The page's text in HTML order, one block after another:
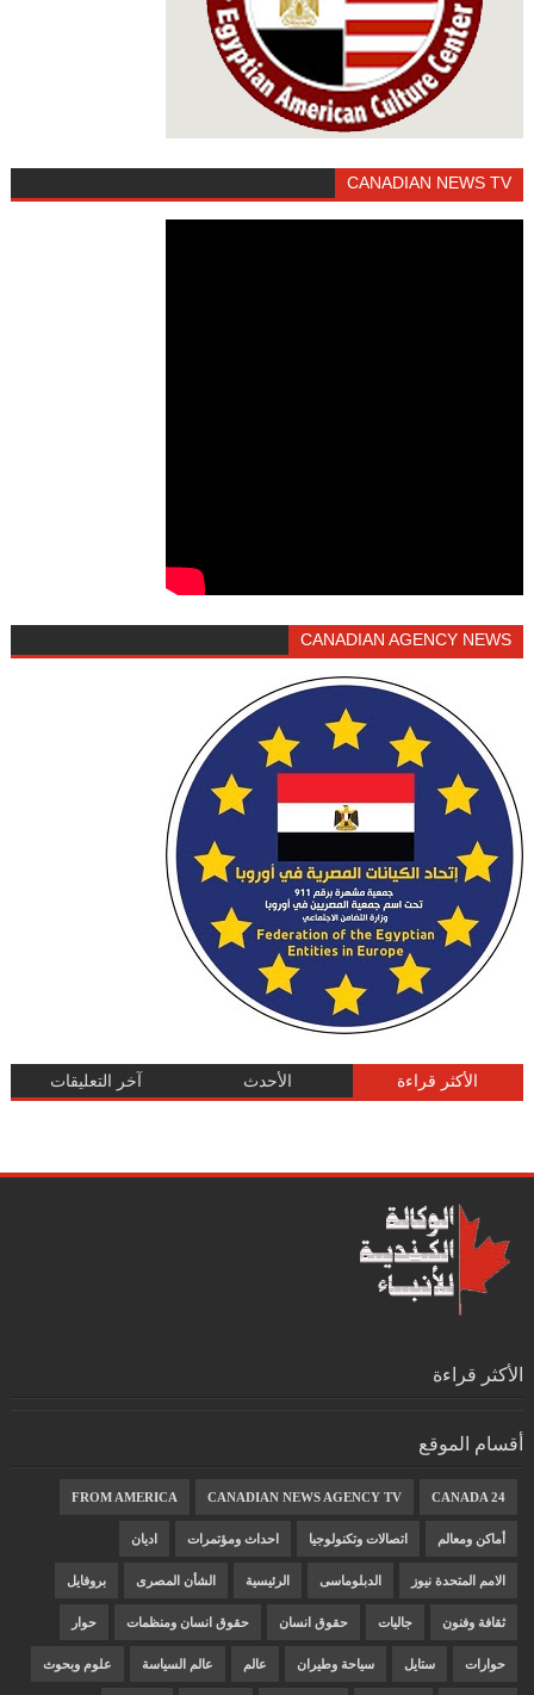
CANADIAN NEWS TV
CANADIAN AGENCY NEWS
الأكثر قراءة الأحدث آخر التعليقات
الأكثر قراءة
أقسام الموقع
CANADA 24
CANADIAN NEWS AGENCY TV
FROM AMERICA
أماكن ومعالم اتصالات وتكنولوجيا احداث ومؤتمرات اديان
الامم المتحدة نيوز الدبلوماسى الرئيسية الشأن المصرى بروفايل
ثقافة وفنون جاليات حقوق انسان حقوق انسان ومنظمات حوار
حوارات ستايل سياحة وطيران عالم عالم السياسة علوم وبحوث